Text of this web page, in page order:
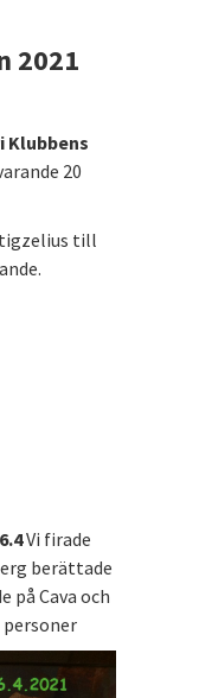
2021
Klubbens
20
till
Vi firade
berättade
på Cava och
personer